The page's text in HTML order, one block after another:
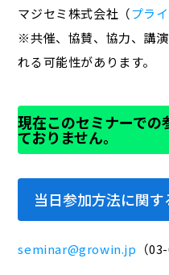
マジセミ株式会社（プラ
※共催、協賛、協力、講
れる可能性があります。
現在このセミナーでの
ておりません。
当日参加方法に関
seminar@growin.jp （